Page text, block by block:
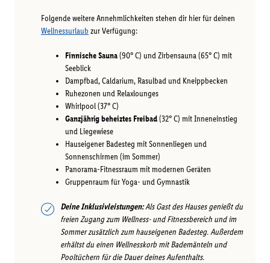
Folgende weitere Annehmlichkeiten stehen dir hier für deinen
Wellnessurlaub zur Verfügung:
Finnische Sauna(90° C) und Zirbensauna (65° C) mit
Seeblick
Dampfbad, Caldarium, Rasulbad und Kneippbecken
Ruhezonen und Relaxlounges
Whirlpool (37° C)
Ganzjährig beheiztes Freibad(32° C) mit Inneneinstieg
und Liegewiese
Hauseigener Badesteg mit Sonnenliegen und
Sonnenschirmen (im Sommer)
Panorama-Fitnessraum mit modernen Geräten
Gruppenraum für Yoga- und Gymnastik
Deine Inklusivleistungen:Als Gast des Hauses genießt du
freien Zugang zum Wellness- und Fitnessbereich und im
Sommer zusätzlich zum hauseigenen Badesteg. Außerdem
erhältst du einen Wellnesskorb mit Bademänteln und
Pooltüchern für die Dauer deines Aufenthalts.